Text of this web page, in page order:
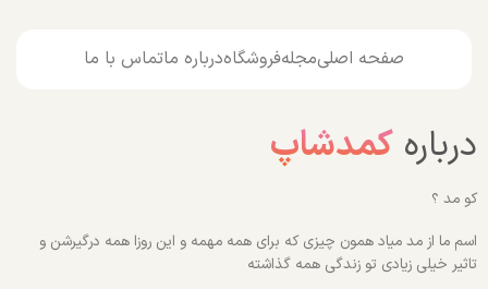
صفحه اصلیمجلهفروشگاهدرباره ماتماس با ما
درباره کمدشاپ
کو مد ؟
اسم ما از مد میاد همون چیزی که برای همه مهمه و این روزا همه درگیرشن و
تاثیر خیلی زیادی تو زندگی همه گذاشته